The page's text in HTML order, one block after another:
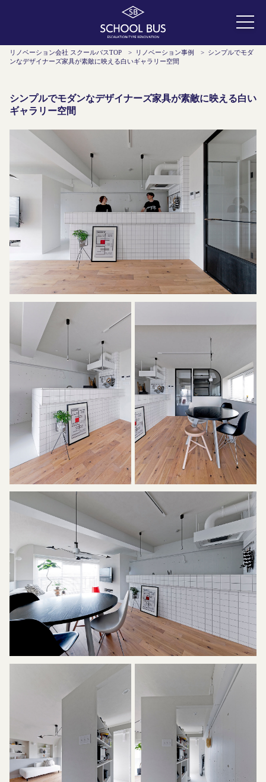
リノベーション会社 スクールバスTOP > リノベーション事例 > シンプルでモダ
ンなデザイナーズ家具が素敵に映える白いギャラリー空間
シンプルでモダンなデザイナーズ家具が素敵に映える白い
ギャラリー空間